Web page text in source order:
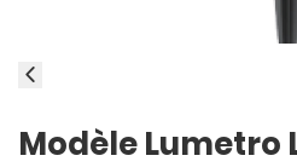
Modèle Lumetro